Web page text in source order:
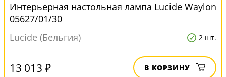
Интерьерная настольная лампа Lucide Waylon
05627/01/30
Lucide (Бельгия)
2 шт.
13 013 ₽ В КОРЗИНУ